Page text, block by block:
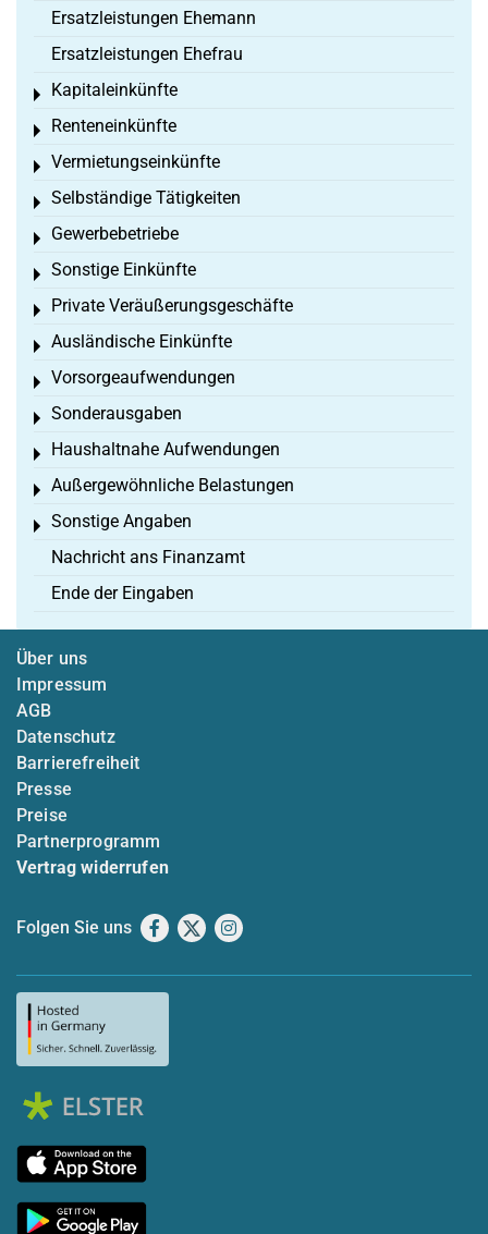
Ersatzleistungen Ehemann
Ersatzleistungen Ehefrau
Kapitaleinkünfte
Toggle menu
Renteneinkünfte
Toggle menu
Vermietungseinkünfte
Toggle menu
Selbständige Tätigkeiten
Toggle menu
Gewerbebetriebe
Toggle menu
Sonstige Einkünfte
Toggle menu
Private Veräußerungsgeschäfte
Toggle menu
Ausländische Einkünfte
Toggle menu
Vorsorgeaufwendungen
Toggle menu
Sonderausgaben
Toggle menu
Haushaltnahe Aufwendungen
Toggle menu
Außergewöhnliche Belastungen
Toggle menu
Sonstige Angaben
Toggle menu
Nachricht ans Finanzamt
Ende der Eingaben
Über uns
Impressum
AGB
Datenschutz
Barrierefreiheit
Presse
Preise
Partnerprogramm
Vertrag widerrufen
Folgen Sie uns Facebook
X Instagram